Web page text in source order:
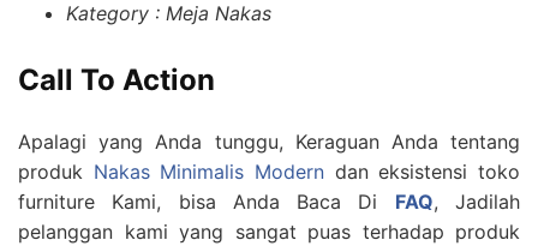
Kategory : Meja Nakas
Call To Action
Apalagi yang Anda tunggu, Keraguan Anda tentang
produk Nakas Minimalis Modern dan eksistensi toko
furniture Kami, bisa Anda Baca Di FAQ, Jadilah
pelanggan kami yang sangat puas terhadap produk